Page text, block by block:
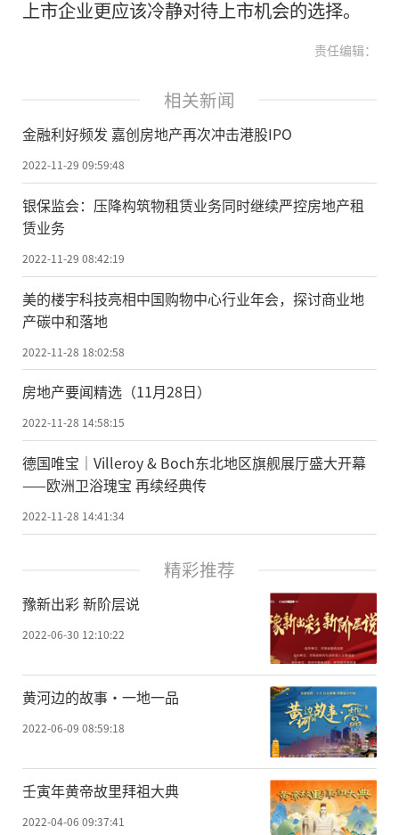
上市企业更应该冷静对待上市机会的选择。
责任编辑：
相关新闻
金融利好频发 嘉创房地产再次冲击港股IPO
2022-11-29 09:59:48
银保监会：压降构筑物租赁业务同时继续严控房地产租
赁业务
2022-11-29 08:42:19
美的楼宇科技亮相中国购物中心行业年会，探讨商业地
产碳中和落地
2022-11-28 18:02:58
房地产要闻精选（11月28日）
2022-11-28 14:58:15
德国唯宝│Villeroy & Boch东北地区旗舰展厅盛大开幕
——欧洲卫浴瑰宝 再续经典传
2022-11-28 14:41:34
精彩推荐
豫新出彩 新阶层说
2022-06-30 12:10:22
黄河边的故事·一地一品
2022-06-09 08:59:18
壬寅年黄帝故里拜祖大典
2022-04-06 09:37:41